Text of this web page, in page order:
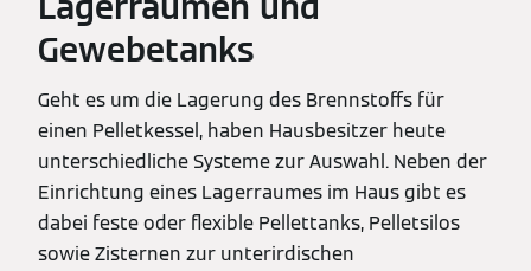
Gewebetanks
Geht es um die Lagerung des Brennstoffs für
einen Pelletkessel, haben Hausbesitzer heute
unterschiedliche Systeme zur Auswahl. Neben der
Einrichtung eines Lagerraumes im Haus gibt es
dabei feste oder flexible Pellettanks, Pelletsilos
sowie Zisternen zur unterirdischen